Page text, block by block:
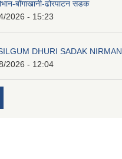
बोंगाखानी-ढोरपाटन सडक
2026 - 15:23
DHURI SADAK NIRMAN
2026 - 12:04